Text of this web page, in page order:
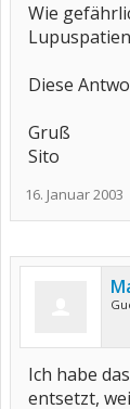
Wie
Diese
Gruß
Sito
16. Januar 2003
Ich habe
entsetzt,